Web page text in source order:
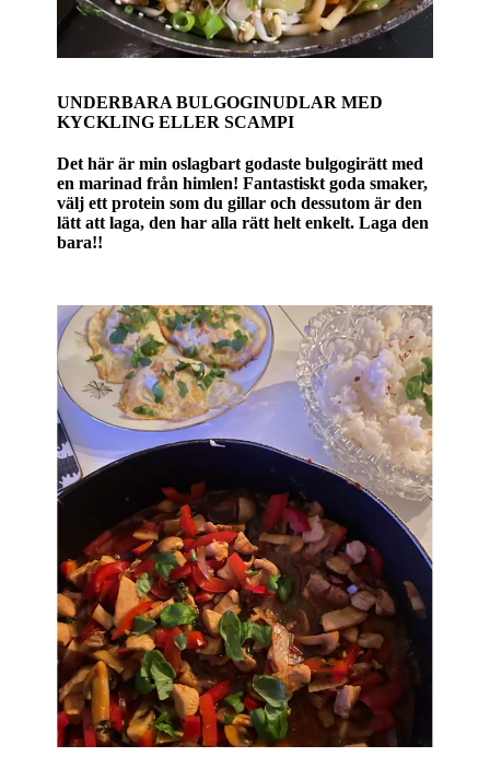
UNDERBARA BULGOGINUDLAR MED
KYCKLING ELLER SCAMPI
Det här är min oslagbart godaste bulgogirätt med
en marinad från himlen! Fantastiskt goda smaker,
välj ett protein som du gillar och dessutom är den
lätt att laga, den har alla rätt helt enkelt. Laga den
bara!!